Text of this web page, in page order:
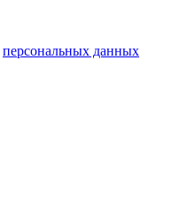
персональных данных